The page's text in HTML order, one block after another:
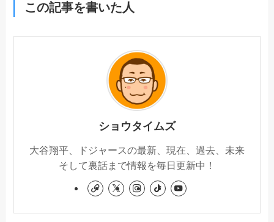
この記事を書いた人
ショウタイムズ
大谷翔平、ドジャースの最新、現在、過去、未来
そして裏話まで情報を毎日更新中！